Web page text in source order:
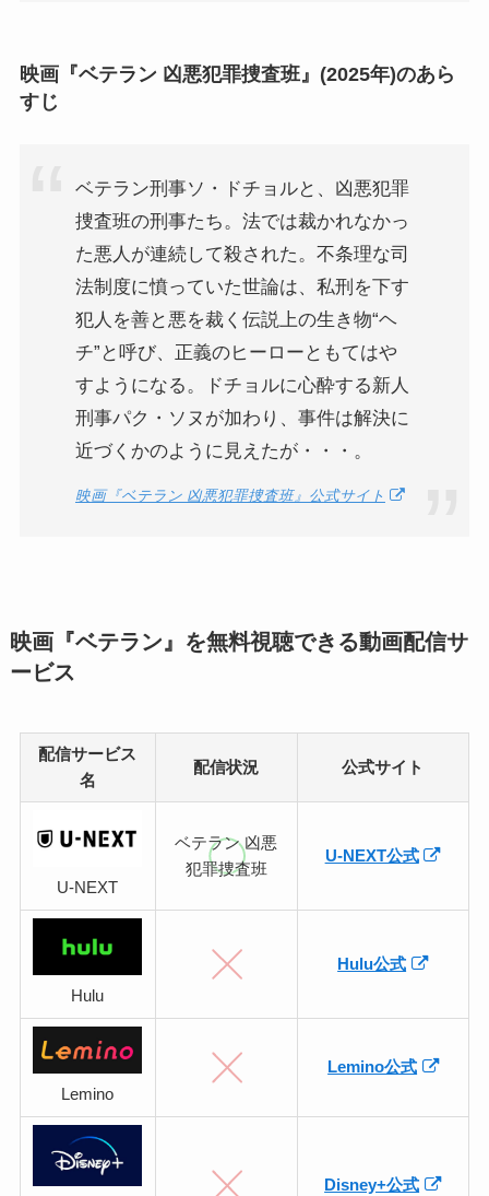
映画『ベテラン 凶悪犯罪捜査班』(2025年)のあら
すじ
ベテラン刑事ソ・ドチョルと、凶悪犯罪
捜査班の刑事たち。法では裁かれなかっ
た悪人が連続して殺された。不条理な司
法制度に憤っていた世論は、私刑を下す
犯人を善と悪を裁く伝説上の生き物“ヘ
チ”と呼び、正義のヒーローともてはや
すようになる。ドチョルに心酔する新人
刑事パク・ソヌが加わり、事件は解決に
近づくかのように見えたが・・・。
映画『ベテラン 凶悪犯罪捜査班』公式サイト
映画『ベテラン』を無料視聴できる動画配信サ
ービス
配信サービス
名
配信状況 公式サイト
U-NEXT
ベテラン 凶悪
犯罪捜査班
U-NEXT公式
Hulu
Hulu公式
Lemino
Lemino公式
Disney+公式